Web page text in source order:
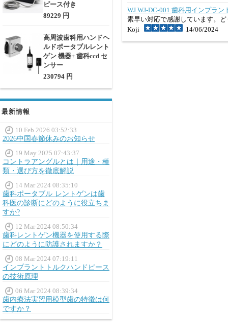
ピース付き
89229 円
高周波歯科用ハンドヘ
ルドポータブルレント
ゲン 機器+ 歯科ccd セ
ンサー
230794 円
最新情報
10 Feb 2026 03:52:33
2026中国春節休みのお知らせ
19 May 2025 07:43:37
コントラアングルとは｜用途・種
類・選び方を徹底解説
14 Mar 2024 08:35:10
歯科ポータブル レントゲンは歯
科医の診断にどのように役立ちま
すか?
12 Mar 2024 08:50:34
歯科レントゲン機器を使用する際
にどのように防護されますか？
08 Mar 2024 07:19:11
インプラントトルクハンドピース
の技術原理
06 Mar 2024 08:39:34
歯内療法実習用模型歯の特徴は何
ですか？
WJ WJ-DC-001 歯科用インプラ
素早い対応で感謝しています。
Koji
14/06/2024